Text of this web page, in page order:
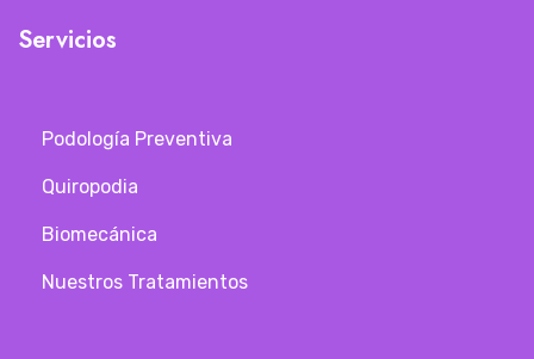
Servicios
Podología Preventiva
Quiropodia
Biomecánica
Nuestros Tratamientos